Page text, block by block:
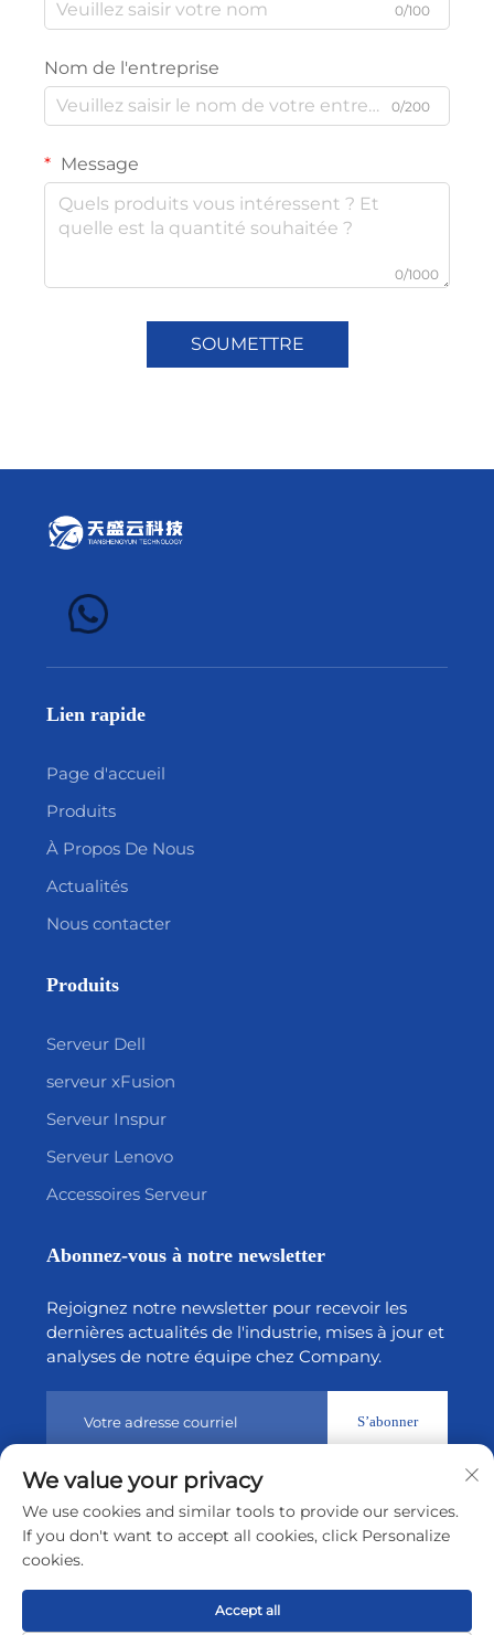
0/100
Nom de l'entreprise
0/200
Message
0/1000
SOUMETTRE
Lien rapide
Page d'accueil
Produits
À Propos De Nous
Actualités
Nous contacter
Produits
Serveur Dell
serveur xFusion
Serveur Inspur
Serveur Lenovo
Accessoires Serveur
Abonnez-vous à notre newsletter
Rejoignez notre newsletter pour recevoir les
dernières actualités de l'industrie, mises à jour et
analyses de notre équipe chez Company.
S’abonner
Droits d’auteur © 2026 par Shenzhen Tiansheng Cloud
Technology CO., Ltd.
Politique de confidentialité
We value your privacy
We use cookies and similar tools to provide our services.
If you don't want to accept all cookies, click Personalize
cookies.
Accept all